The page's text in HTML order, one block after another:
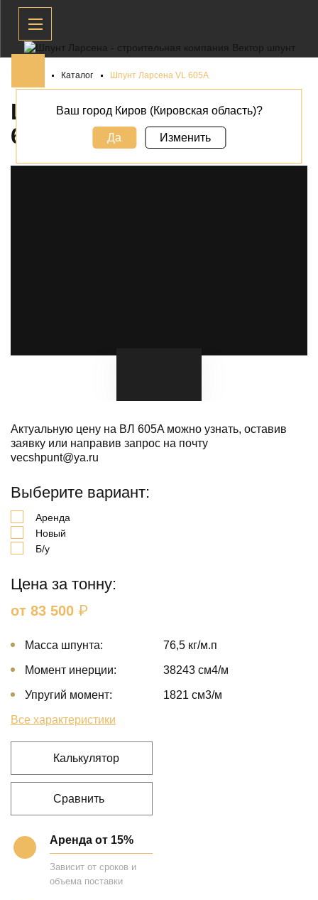
Каталог Шпунт Ларсена VL 605A
ШПУНТ ЛАРСЕНА VL
605A В КИРОВЕ
Актуальную цену на ВЛ 605A можно узнать, оставив
заявку или направив запрос на почту
vecshpunt@ya.ru
Выберите вариант:
Аренда
Новый
Б/у
Цена за тонну:
от 83 500 ₽
Масса шпунта: 76,5 кг/м.п
Момент инерции: 38243 cм4/м
Упругий момент: 1821 cм3/м
Все характеристики
Калькулятор
Сравнить
Аренда от 15%
Зависит от сроков и
объема поставки
Ваш город Киров (Кировская область)?
Да Изменить